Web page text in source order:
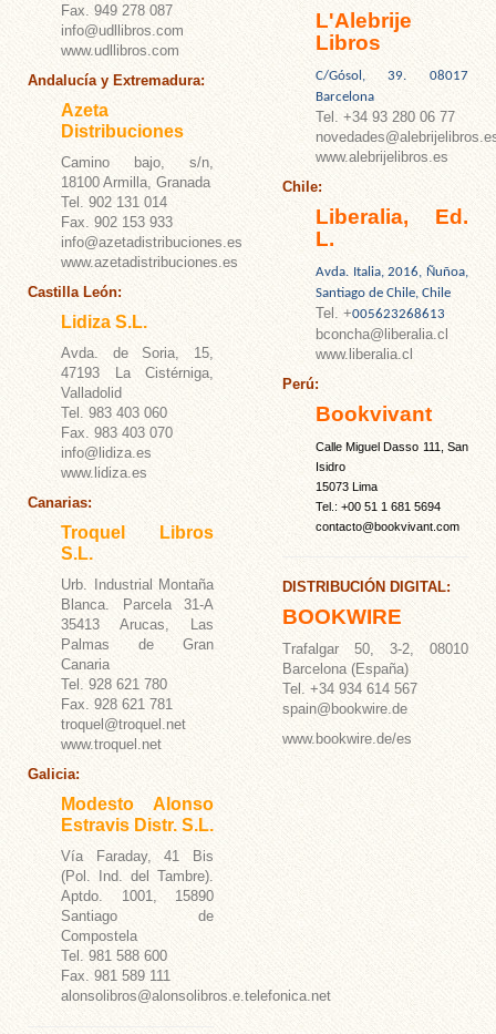
Fax. 949 278 087
info@udllibros.com
www.udllibros.com
Andalucía y Extremadura:
Azeta
Distribuciones
Camino bajo, s/n,
18100 Armilla, Granada
Tel. 902 131 014
Fax. 902 153 933
info@azetadistribuciones.es
www.azetadistribuciones.es
Castilla León:
Lidiza S.L.
Avda. de Soria, 15,
47193 La Cistérniga,
Valladolid
Tel. 983 403 060
Fax. 983 403 070
info@lidiza.es
www.lidiza.es
Canarias:
Troquel Libros
S.L.
Urb. Industrial Montaña
Blanca. Parcela 31-A
35413 Arucas, Las
Palmas de Gran
Canaria
Tel. 928 621 780
Fax. 928 621 781
troquel@troquel.net
www.troquel.net
Galicia:
Modesto Alonso
Estravis Distr. S.L.
Vía Faraday, 41 Bis
(Pol. Ind. del Tambre).
Aptdo. 1001, 15890
Santiago de
Compostela
Tel. 981 588 600
Fax. 981 589 111
alonsolibros@alonsolibros.e.telefonica.net
L'Alebrije
Libros
C/Gósol, 39. 08017
Barcelona
Tel. +34 93 280 06 77
www.alebrijelibros.es
Chile:
Liberalia, Ed.
L.
Avda. Italia, 2016, Ñuñoa,
Santiago de Chile, Chile
Tel. +005623268613
bconcha@liberalia.cl
www.liberalia.cl
Perú:
Bookvivant
Calle Miguel Dasso 111, San
Isidro
15073 Lima
Tel.: +00 51 1 681 5694
contacto@bookvivant.com
DISTRIBUCIÓN DIGITAL:
BOOKWIRE
Trafalgar 50, 3-2, 08010
Barcelona (España)
Tel. +34 934 614 567
spain@bookwire.de
www.bookwire.de/es